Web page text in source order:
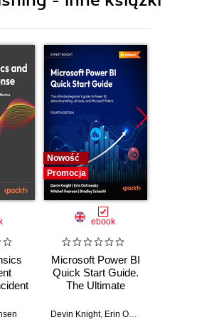
for
Nowość
Promocja
ebook
Microsoft Power BI
Quick Start Guide.
The Ultimate
to Power BI, Data
Devin Knight, Erin Ostrowsky